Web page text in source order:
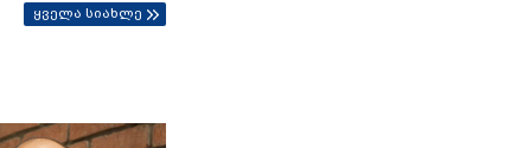
ყველა სიახლე